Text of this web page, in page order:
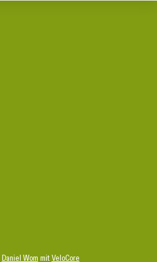
Daniel Wom mitVeloCore